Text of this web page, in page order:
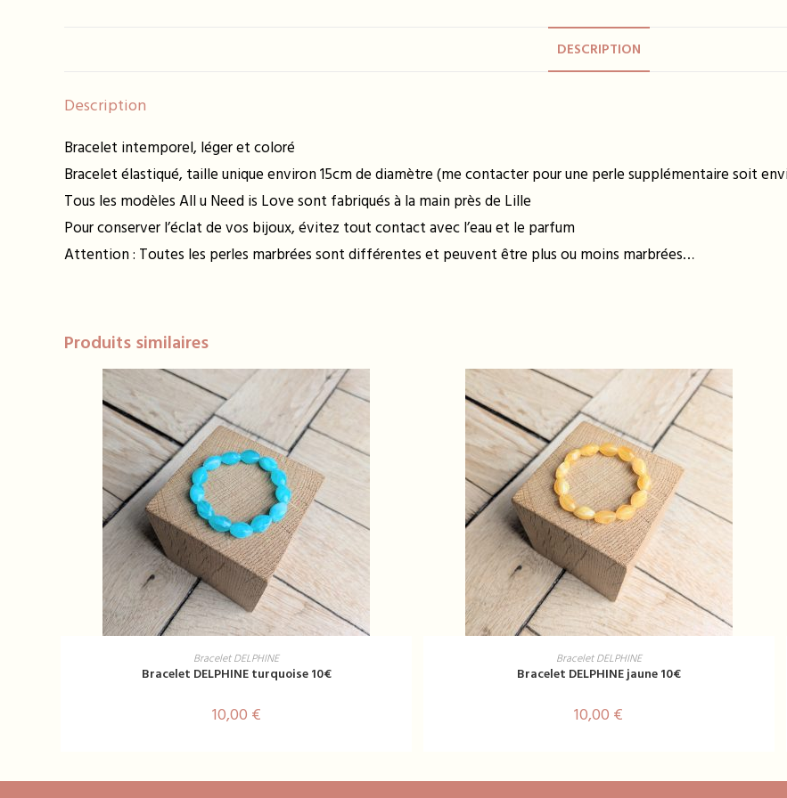
DESCRIPTION
Description
Bracelet intemporel, léger et coloré
Bracelet élastiqué, taille unique environ 15cm de diamètre (me contacter pour une perle supplémentaire soit
Tous les modèles All u Need is Love sont fabriqués à la main près de Lille
Pour conserver l’éclat de vos bijoux, évitez tout contact avec l’eau et le parfum
Attention : Toutes les perles marbrées sont différentes et peuvent être plus ou moins marbrées…
Produits similaires
AJOUTER AU PANIER
Bracelet DELPHINE
Bracelet DELPHINE turquoise 10€
10,00 €
AJOUTER AU PANIER
Bracelet DELPHINE
Bracelet DELPHINE jaune 10€
10,00 €